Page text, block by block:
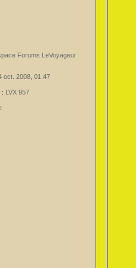
Forums LeVoyageur
oct. 2008, 01:47
: LVX 957